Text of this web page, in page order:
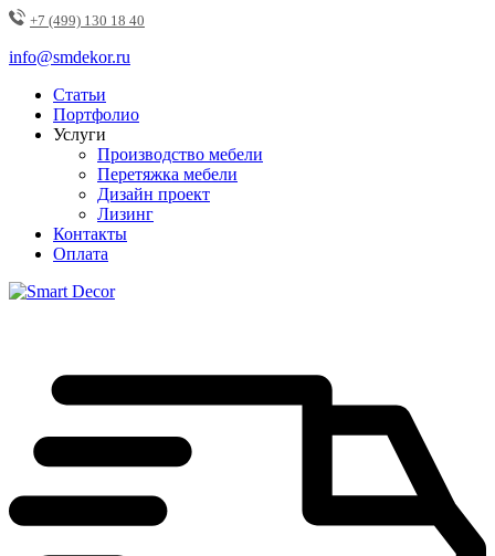
+7 (499) 130 18 40
info@smdekor.ru
Статьи
Портфолио
Услуги
Производство мебели
Перетяжка мебели
Дизайн проект
Лизинг
Контакты
Оплата